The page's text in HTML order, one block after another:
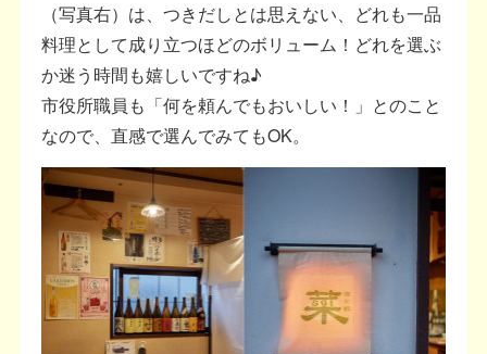
（写真右）は、つきだしとは思えない、どれも一品
料理として成り立つほどのボリューム！どれを選ぶ
か迷う時間も嬉しいですね♪
市役所職員も「何を頼んでもおいしい！」とのこと
なので、直感で選んでみてもOK。